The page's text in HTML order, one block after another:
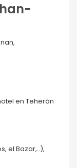
en Teherán
el Bazar,..),